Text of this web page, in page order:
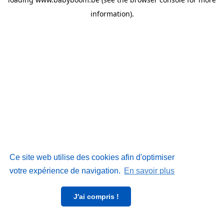
Ce site web utilise des cookies afin d'optimiser
votre expérience de navigation. En savoir plus
J'ai compris !
information).